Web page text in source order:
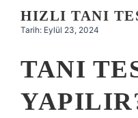
Hakkımızda
HIZLI TANI
Tarih: Eylül 23, 2024
TANI